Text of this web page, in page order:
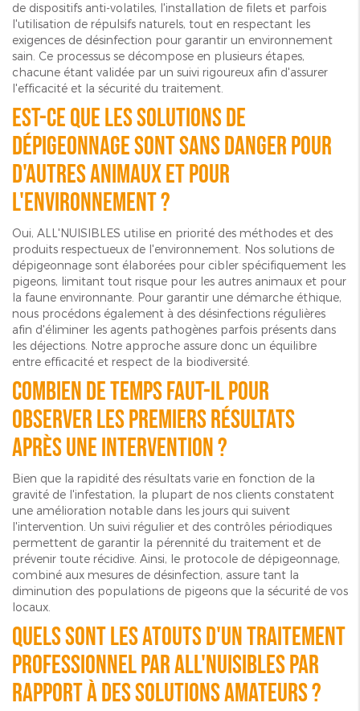
de dispositifs anti-volatiles, l'installation de filets et parfois
l'utilisation de répulsifs naturels, tout en respectant les
exigences de désinfection pour garantir un environnement
sain. Ce processus se décompose en plusieurs étapes,
chacune étant validée par un suivi rigoureux afin d'assurer
l'efficacité et la sécurité du traitement.
Est-ce que les solutions de
dépigeonnage sont sans danger pour
d'autres animaux et pour
l'environnement ?
Oui, ALL'NUISIBLES utilise en priorité des méthodes et des
produits respectueux de l'environnement. Nos solutions de
dépigeonnage sont élaborées pour cibler spécifiquement les
pigeons, limitant tout risque pour les autres animaux et pour
la faune environnante. Pour garantir une démarche éthique,
nous procédons également à des désinfections régulières
afin d'éliminer les agents pathogènes parfois présents dans
les déjections. Notre approche assure donc un équilibre
entre efficacité et respect de la biodiversité.
Combien de temps faut-il pour
observer les premiers résultats
après une intervention ?
Bien que la rapidité des résultats varie en fonction de la
gravité de l'infestation, la plupart de nos clients constatent
une amélioration notable dans les jours qui suivent
l'intervention. Un suivi régulier et des contrôles périodiques
permettent de garantir la pérennité du traitement et de
prévenir toute récidive. Ainsi, le protocole de dépigeonnage,
combiné aux mesures de désinfection, assure tant la
diminution des populations de pigeons que la sécurité de vos
locaux.
Quels sont les atouts d'un traitement
professionnel par ALL'NUISIBLES par
rapport à des solutions amateurs ?